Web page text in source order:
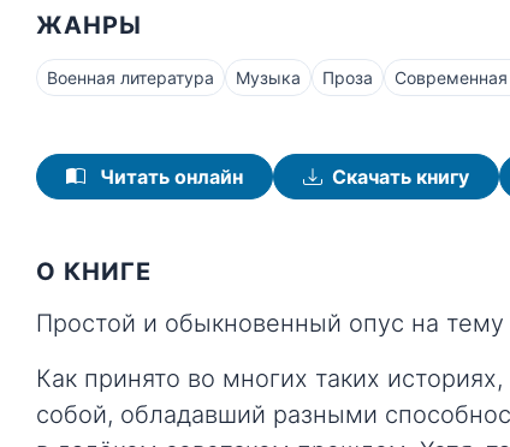
ЖАНРЫ
Военная литература Музыка Проза Современная
Читать онлайн Скачать книгу
О КНИГЕ
Простой и обыкновенный опус на тему
Как принято во многих таких
собой, обладавший разными